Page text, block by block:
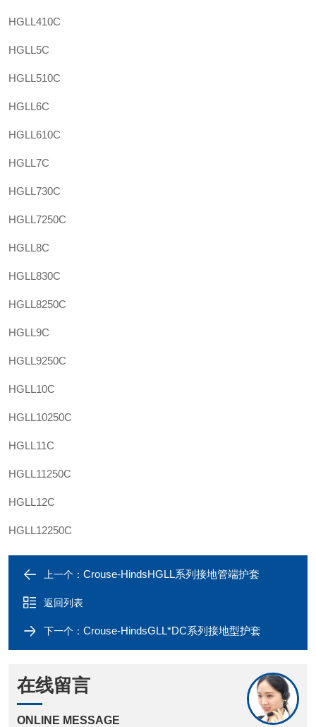
HGLL410C
HGLL5C
HGLL510C
HGLL6C
HGLL610C
HGLL7C
HGLL730C
HGLL7250C
HGLL8C
HGLL830C
HGLL8250C
HGLL9C
HGLL9250C
HGLL10C
HGLL10250C
HGLL11C
HGLL11250C
HGLL12C
HGLL12250C
上一个： Crouse-HindsHGLL系列接地管端护套
返回列表
下一个： Crouse-HindsGLL*DC系列接地型护套
在线留言
ONLINE MESSAGE